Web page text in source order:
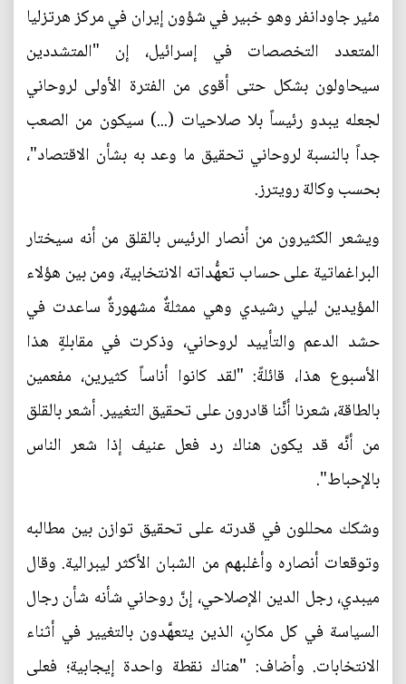
مئير جاودانفر وهو خبير في شؤون إيران في مركز هرتزليا
المتعدد التخصصات في إسرائيل، إن "المتشددين
سيحاولون بشكل حتى أقوى من الفترة الأولى لروحاني
لجعله يبدو رئيساً بلا صلاحيات (...) سيكون من الصعب
جداً بالنسبة لروحاني تحقيق ما وعد به بشأن الاقتصاد"،
بحسب وكالة رويترز.
ويشعر الكثيرون من أنصار الرئيس بالقلق من أنه سيختار
البراغماتية على حساب تعهُّداته الانتخابية، ومن بين هؤلاء
المؤيدين ليلي رشيدي وهي ممثلةٌ مشهورةٌ ساعدت في
حشد الدعم والتأييد لروحاني، وذكرت في مقابلةٍ هذا
الأسبوع هذا، قائلةً: "لقد كانوا أناساً كثيرين، مفعمين
بالطاقة، شعرنا أنَّنا قادرون على تحقيق التغيير. أشعر بالقلق
من أنَّه قد يكون هناك رد فعل عنيف إذا شعر الناس
بالإحباط".
وشكك محللون في قدرته على تحقيق توازن بين مطالبه
وتوقعات أنصاره وأغلبهم من الشبان الأكثر ليبرالية. وقال
ميبدي، رجل الدين الإصلاحي، إنَّ روحاني شأنه شأن رجال
السياسة في كل مكانٍ، الذين يتعهَّدون بالتغيير في أثناء
الانتخابات. وأضاف: "هناك نقطة واحدة إيجابية؛ فعلى